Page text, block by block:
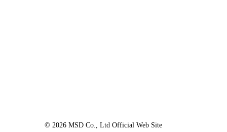
© 2026 MSD Co., Ltd Official Web Site